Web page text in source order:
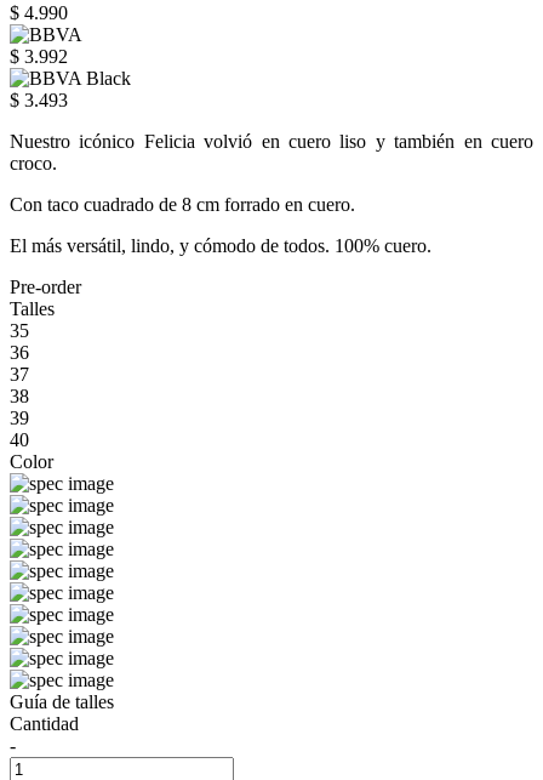
$ 4.990
$ 3.992
$ 3.493
Nuestro icónico Felicia volvió en cuero liso y también en cuero
croco.
Con taco cuadrado de 8 cm forrado en cuero.
El más versátil, lindo, y cómodo de todos. 100% cuero.
Pre-order
Talles
35
36
37
38
39
40
Color
Guía de talles
Cantidad
-